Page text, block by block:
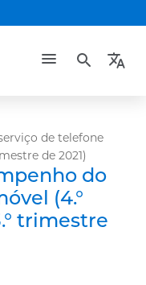
search translate
de telefone
de 2021)
do
(4.°
trimestre